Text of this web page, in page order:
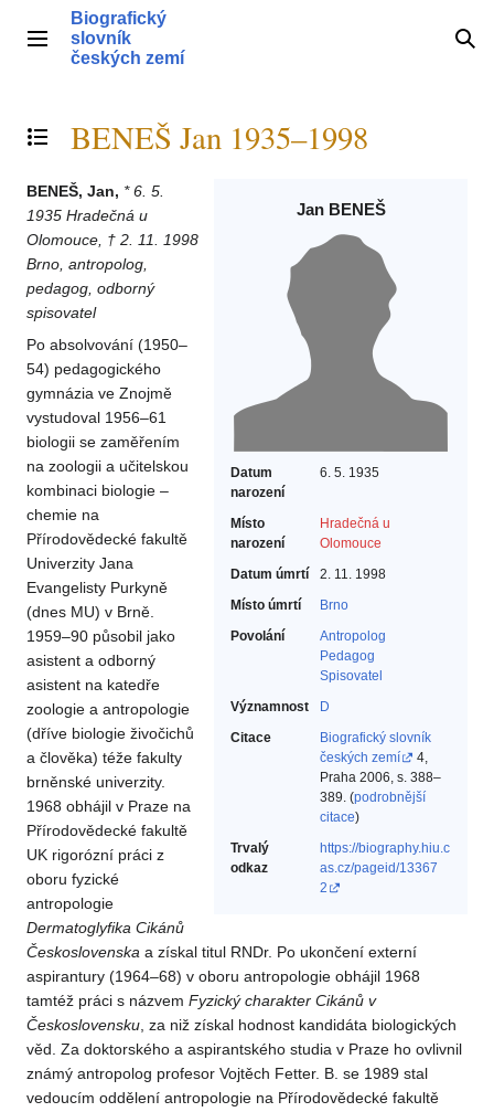
obsahHlavní menu
Biografický
slovník
českých zemí
Přepnout obsah
BENEŠ Jan 1935–1998
Jan BENEŠ
Datum
narození
6. 5. 1935
Místo
narození
Hradečná u
Olomouce
Datum úmrtí
2. 11. 1998
Místo úmrtí
Brno
Povolání
Antropolog‎
Pedagog‎
Spisovatel‎
Významnost
D
Citace
Biografický slovník
českých zemí
4,
Praha 2006, s. 388–
389. (podrobnější
citace)
Trvalý
odkaz
https://biography.hiu.c
as.cz/pageid/13367
2
BENEŠ, Jan, * 6. 5.
1935 Hradečná u
Olomouce, † 2. 11. 1998
Brno, antropolog,
pedagog, odborný
spisovatel
Po absolvování (1950–
54) pedagogického
gymnázia ve Znojmě
vystudoval 1956–61
biologii se zaměřením
na zoologii a učitelskou
kombinaci biologie –
chemie na
Přírodovědecké fakultě
Univerzity Jana
Evangelisty Purkyně
(dnes MU) v Brně.
1959–90 působil jako
asistent a odborný
asistent na katedře
zoologie a antropologie
(dříve biologie živočichů
a člověka) téže fakulty
brněnské univerzity.
1968 obhájil v Praze na
Přírodovědecké fakultě
UK rigorózní práci z
oboru fyzické
antropologie
Dermatoglyfika Cikánů
Československa a získal titul RNDr. Po ukončení externí
aspirantury (1964–68) v oboru antropologie obhájil 1968
tamtéž práci s názvem Fyzický charakter Cikánů v
Československu , za niž získal hodnost kandidáta biologických
věd. Za doktorského a aspirantského studia v Praze ho ovlivnil
známý antropolog profesor Vojtěch Fetter. B. se 1989 stal
vedoucím oddělení antropologie na Přírodovědecké fakultě